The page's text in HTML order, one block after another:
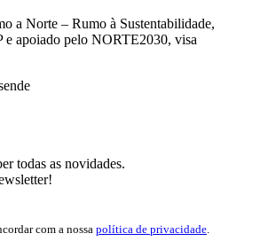
a Norte – Rumo à Sustentabilidade,
e apoiado pelo NORTE2030, visa
todas as novidades.
com a nossa política de privacidade.